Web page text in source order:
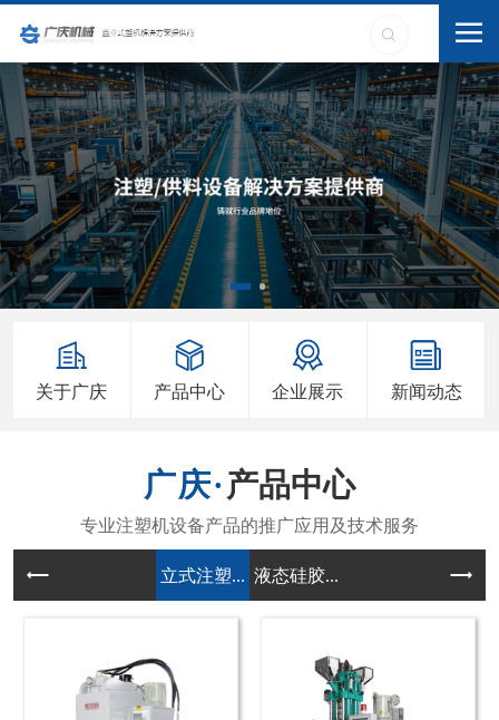
关于广庆 产品中心 企业展示 新闻动态
产品中心
立式注塑... 液态硅胶...